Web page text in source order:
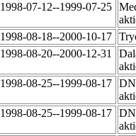
1998-07-12--1999-07-25
1998-08-18--2000-10-17
1998-08-20--2000-12-31
1998-08-25--1999-08-17
1998-08-25--1999-08-17